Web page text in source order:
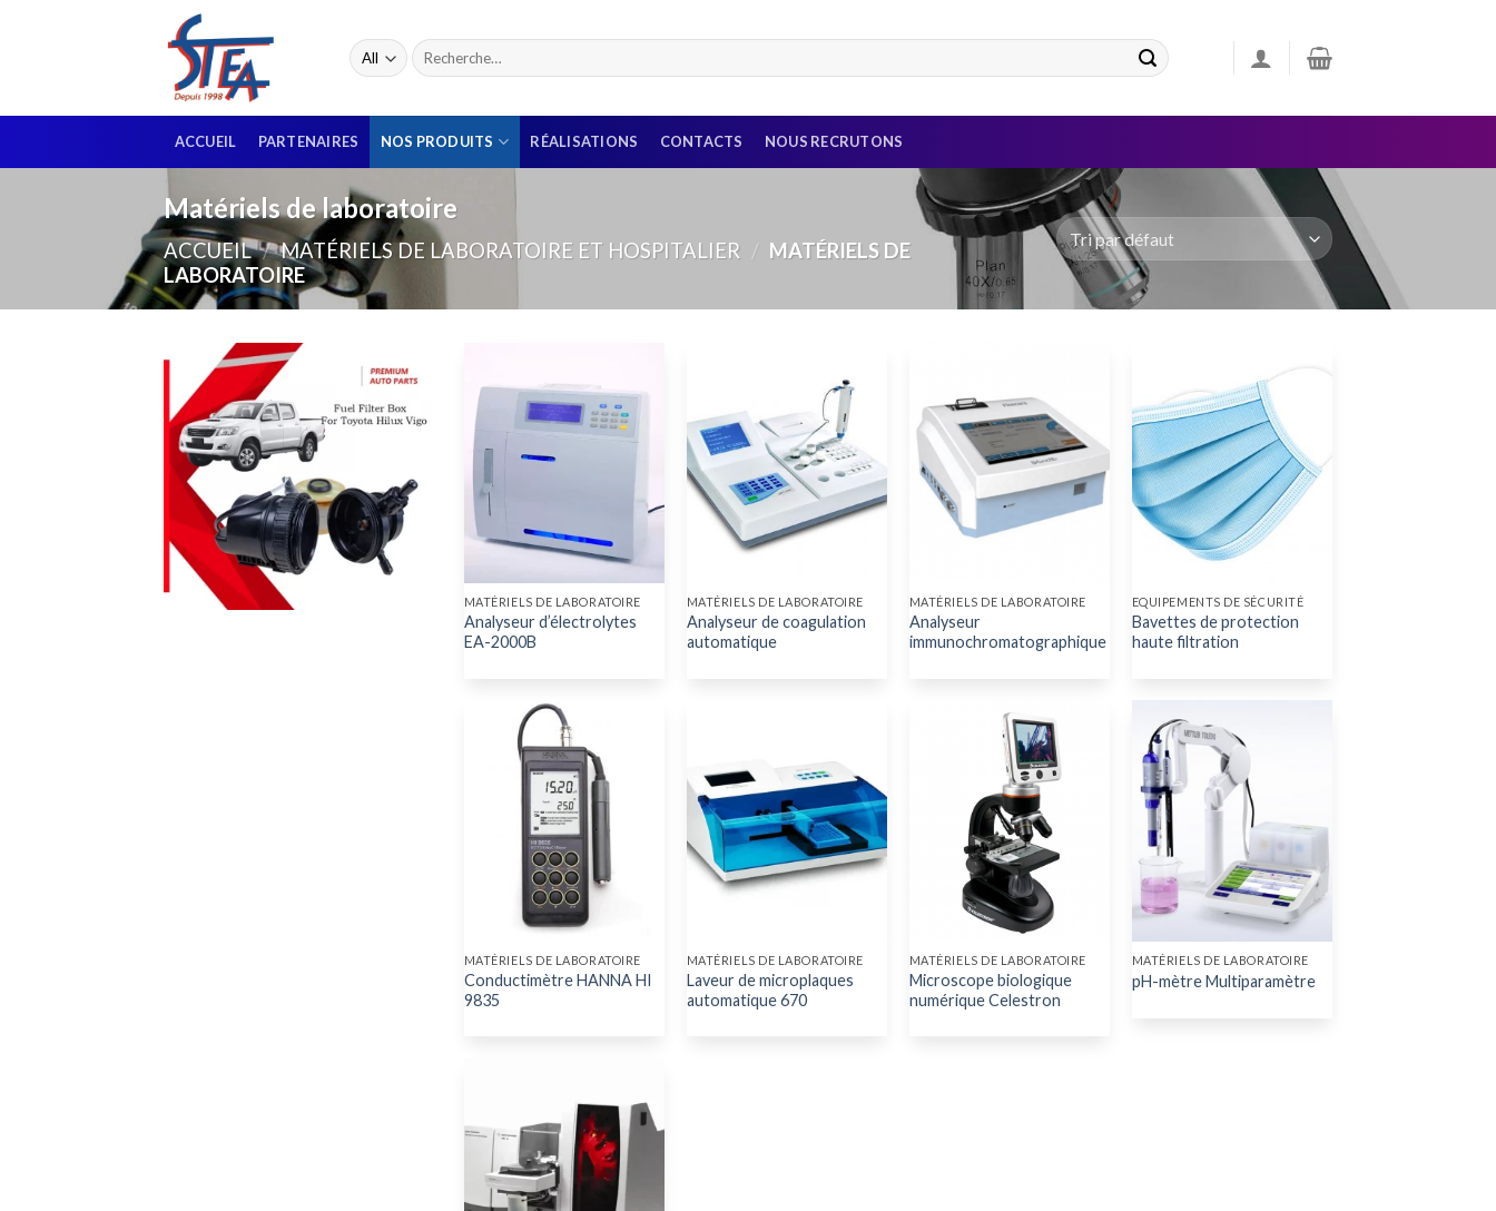
ACCUEIL PARTENAIRES NOS PRODUITS RÉALISATIONS CONTACTS NOUS RECRUTONS
Matériels de laboratoire
ACCUEIL / MATÉRIELS DE LABORATOIRE ET HOSPITALIER / MATÉRIELS DE
LABORATOIRE
MATÉRIELS DE LABORATOIRE
Analyseur d’électrolytes
EA-2000B
MATÉRIELS DE LABORATOIRE
Analyseur de coagulation
automatique
MATÉRIELS DE LABORATOIRE
Analyseur
immunochromatographique
EQUIPEMENTS DE SÉCURITÉ
Bavettes de protection
haute filtration
MATÉRIELS DE LABORATOIRE
Conductimètre HANNA HI
9835
MATÉRIELS DE LABORATOIRE
Laveur de microplaques
automatique 670
MATÉRIELS DE LABORATOIRE
Microscope biologique
numérique Celestron
MATÉRIELS DE LABORATOIRE
pH-mètre Multiparamètre